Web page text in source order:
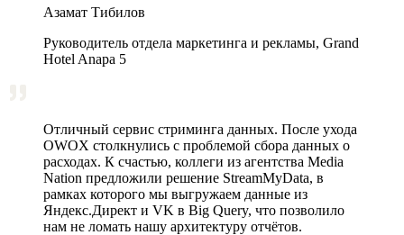
Азамат Тибилов
Руководитель отдела маркетинга и рекламы, Grand
Hotel Anapa 5
Отличный сервис стриминга данных. После ухода
OWOX столкнулись с проблемой сбора данных о
расходах. К счастью, коллеги из агентства Media
Nation предложили решение StreamMyData, в
рамках которого мы выгружаем данные из
Яндекс.Директ и VK в Big Query, что позволило
нам не ломать нашу архитектуру отчётов.